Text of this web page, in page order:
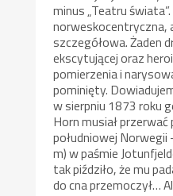
minus „Teatru
norweskocentryczna,
szczegółowa. Żaden
ekscytującej oraz
pomierzenia i
pominięty.
w sierpniu 1873 roku
Horn musiał
południowej Norwegii
m) w paśmie
tak piździło, że mu
do cna przemoczył…